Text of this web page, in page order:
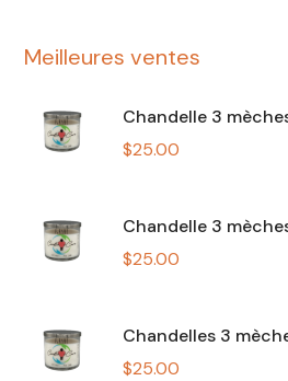
Meilleures ventes
Chandelle 3
$25.00
Chandelle 3
$25.00
Chandelles 3
$25.00